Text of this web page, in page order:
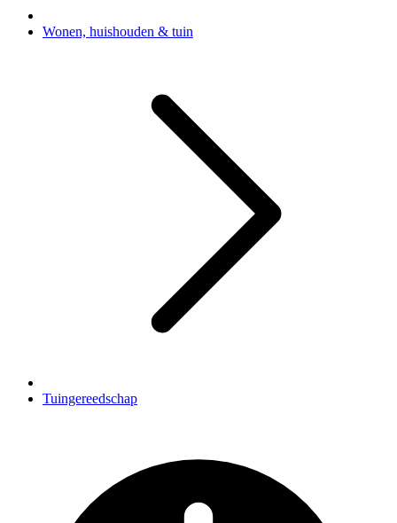
Wonen, huishouden & tuin
Tuingereedschap